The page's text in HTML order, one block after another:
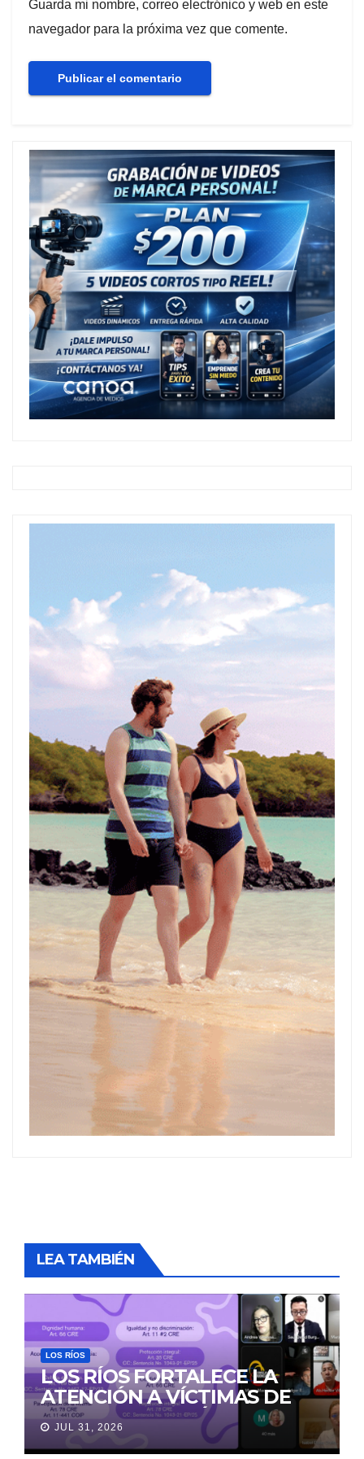
Guarda mi nombre, correo electrónico y web en este
navegador para la próxima vez que comente.
LEA TAMBIÉN
LOS RÍOS
LOS RÍOS FORTALECE LA
ATENCIÓN A VÍCTIMAS DE
VIOLENCIA DE GÉNERO
PARA EVITAR LA
JUL 31, 2026